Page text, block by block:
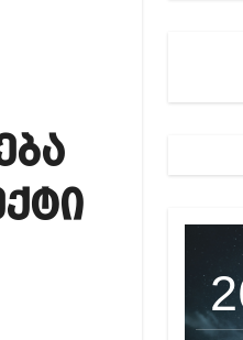
ტრაგიკულ
მუხლი 13 წლამდე